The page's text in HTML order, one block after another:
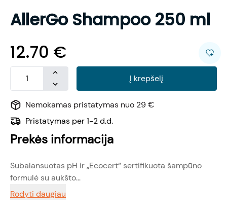
AllerGo Shampoo 250 ml
12.70 €
Į krepšelį
Nemokamas pristatymas nuo 29 €
Pristatymas per 1-2 d.d.
Prekės informacija
Subalansuotas pH ir „Ecocert“ sertifikuota šampūno
formulė su aukšto...
Rodyti daugiau